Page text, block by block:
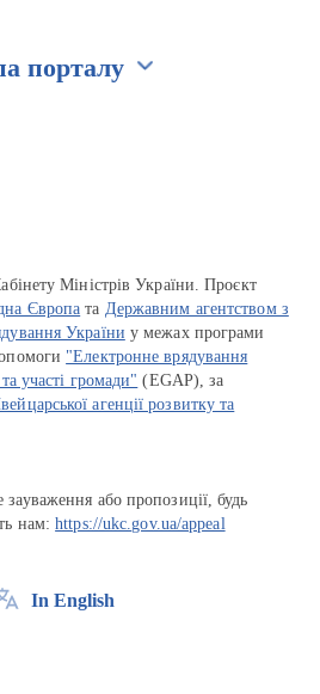
порталу
Міністрів України. Проєкт
Європа та Державним агентством з
України у межах програми
"Електронне врядування
участі громади" (EGAP), за
агенції розвитку та
або пропозиції, будь
нам:https://ukc.gov.ua/appeal
In English